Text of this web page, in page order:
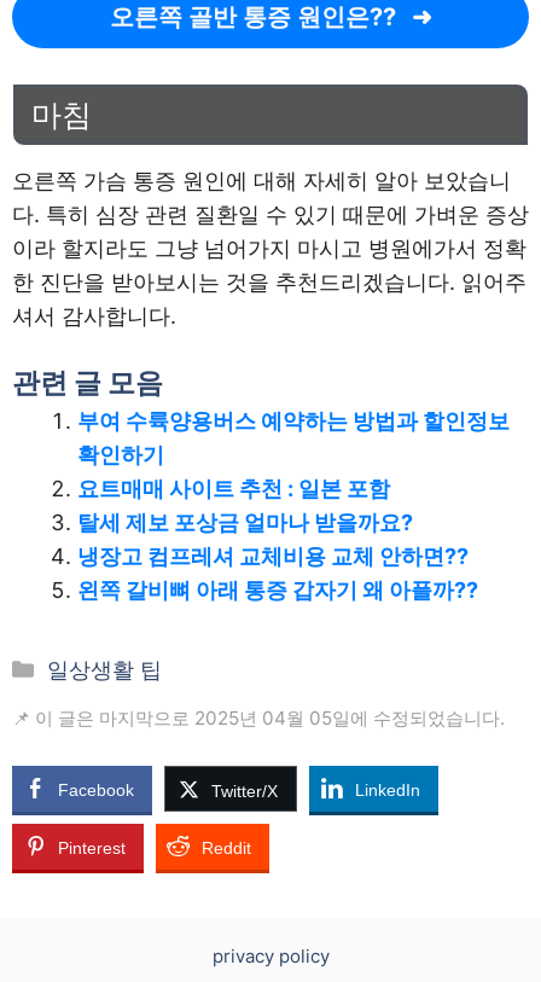
오른쪽 골반 통증 원인은??
마침
오른쪽 가슴 통증 원인에 대해 자세히 알아 보았습니
다. 특히 심장 관련 질환일 수 있기 때문에 가벼운 증상
이라 할지라도 그냥 넘어가지 마시고 병원에가서 정확
한 진단을 받아보시는 것을 추천드리겠습니다. 읽어주
셔서 감사합니다.
관련 글 모음
부여 수륙양용버스 예약하는 방법과 할인정보
확인하기
요트매매 사이트 추천 : 일본 포함
탈세 제보 포상금 얼마나 받을까요?
냉장고 컴프레셔 교체비용 교체 안하면??
왼쪽 갈비뼈 아래 통증 갑자기 왜 아플까??
카
고
리
일상생활 팁
📌 이 글은 마지막으로 2025년 04월 05일에 수정되었습니다.
Facebook Twitter/X LinkedIn
Pinterest Reddit
privacy policy